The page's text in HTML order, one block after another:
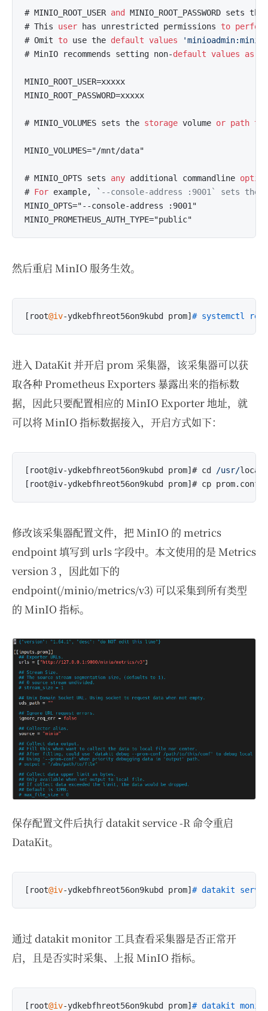
# MINIO_ROOT_USER and
MINIO_ROOT_PASSWORD sets
# This user has unrestricted permissions to perform
# Omit to use the default values
# MinIO recommends setting non-default values as
MINIO_ROOT_USER=xxxxx
MINIO_ROOT_PASSWORD=xxxxx
# MINIO_VOLUMES sets the storage volume or path to
MINIO_VOLUMES="/mnt/data"
# MINIO_OPTS sets any additional commandline
# For example, ` --console-address :9001` sets the
MINIO_OPTS="--console-address :9001"
然后重启 MinIO 服务生效。
[root@iv-ydkebfhreot56on9kubd prom] # systemctl
进入 DataKit 并开启 prom 采集器，该采集器可以获
取各种 Prometheus Exporters 暴露出来的指标数
据，因此只要配置相应的 MinIO Exporter 地址，就
可以将 MinIO 指标数据接入，开启方式如下：
[root@iv-ydkebfhreot56on9kubd prom]# cd /usr/local
修改该采集器配置文件，把 MinIO 的 metrics
endpoint 填写到 urls 字段中。本文使用的是 Metrics
version 3 ，因此如下的
endpoint(/minio/metrics/v3) 可以采集到所有类型
的 MinIO 指标。
保存配置文件后执行 datakit service -R 命令重启
DataKit。
[root@iv-ydkebfhreot56on9kubd prom] # datakit
通过 datakit monitor 工具查看采集器是否正常开
启，且是否实时采集、上报 MinIO 指标。
[root@iv-ydkebfhreot56on9kubd prom] # datakit